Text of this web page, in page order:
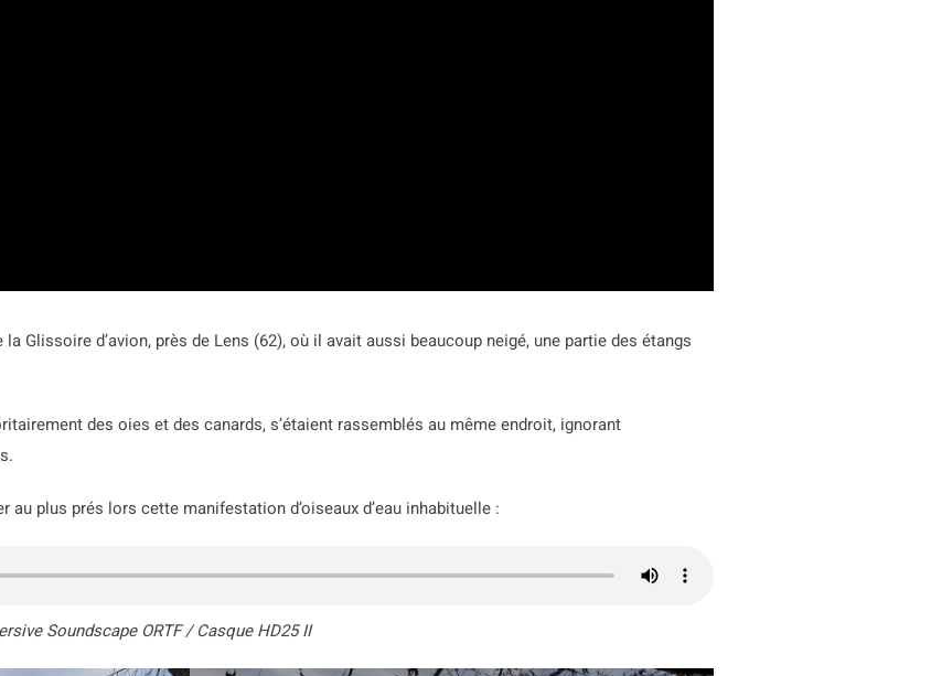
Glissoire d’avion, près de Lens (62), où il avait aussi beaucoup neigé, une partie des étangs
des oies et des canards, s’étaient rassemblés au même endroit, ignorant
plus prés lors cette manifestation d’oiseaux d’eau inhabituelle :
Soundscape ORTF / Casque HD25 II